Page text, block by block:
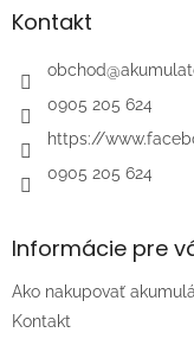
äKontakt
obchod@
0905 205 624
https://
0905 205 624
Informácie pre
Ako nakupovať
Kontakt